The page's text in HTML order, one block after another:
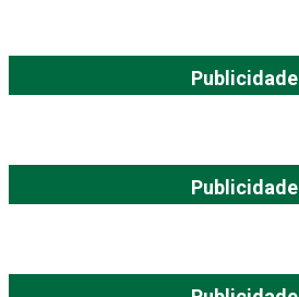
Publicidade
Publicidade